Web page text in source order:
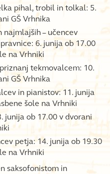
pihal, trobil in tolkal: 5.
GŠ Vrhnika
najmlajših – učencev
6. junija ob 17.00
na Vrhniki
tekmovalcem: 10.
GŠ Vrhnika
in pianistov: 11. junija
šole na Vrhniki
junija ob 17.00 v dvorani
petja: 14. junija ob 19.30
na Vrhniki
saksofonistom in